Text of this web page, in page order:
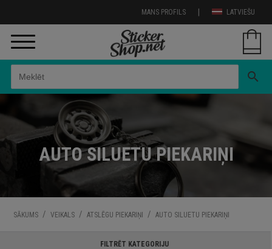
LATVIEŠU
|
MANS PROFILS
search
AUTO SILUETU PIEKARIŅI
SĀKUMS / VEIKALS / ATSLĒGU PIEKARIŅI / AUTO SILUETU PIEKARIŅI
FILTRĒT KATEGORIJU